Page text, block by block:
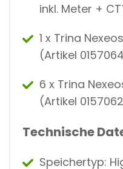
inkl. Meter +
1 x Trina
(Artikel
6 x Trina
(Artikel
Technische
Speichertyp: